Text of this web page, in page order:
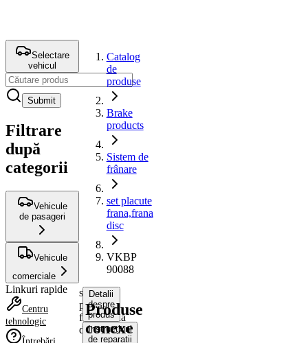
Selectare
vehicul
Submit
Filtrare
după
categorii
Vehicule
de pasageri
Vehicule
comerciale
Linkuri rapide
Centru
tehnologic
Catalog
de
produse
Brake
products
Sistem de
frânare
set placute
frana,frana
disc
VKBP
90088
set
placute
frana,frana
disc
Detalii
despre
produs
Instrucțiuni
de reparații
Produse
conexe